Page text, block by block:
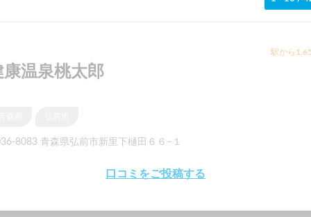
駅から
康温泉桃太郎
8083 青森県弘前市新里下樋田６６−１
口コミをご投稿する